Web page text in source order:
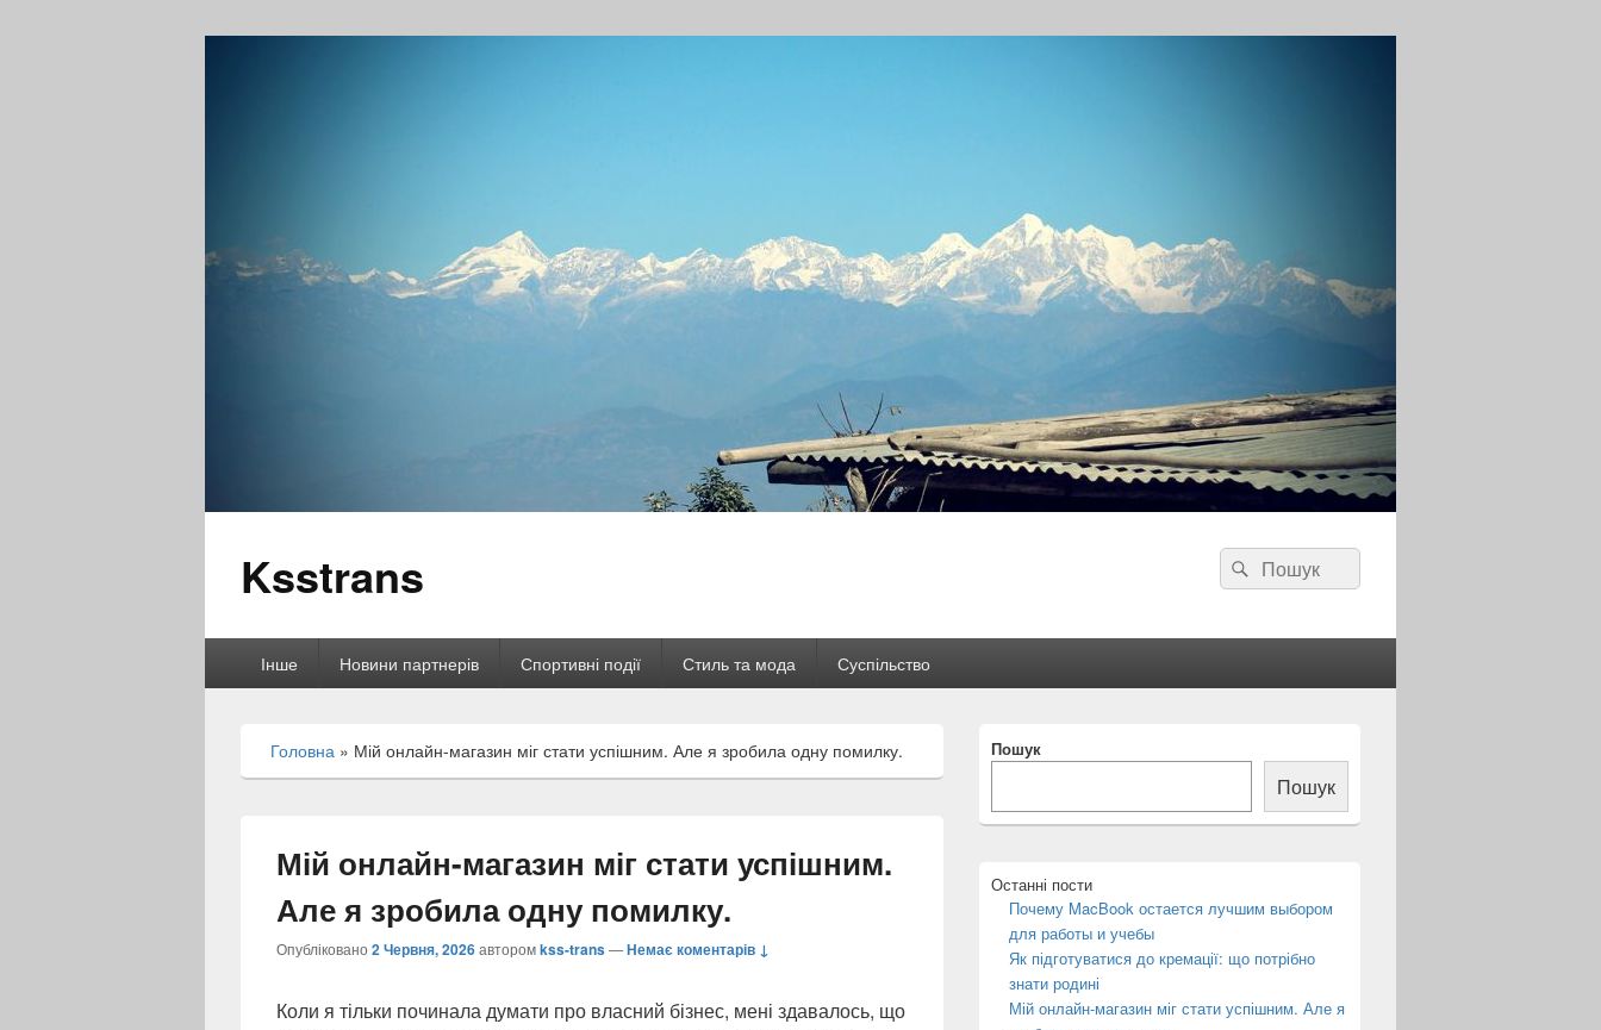
Ksstrans Пошук:Пошук
Інше Новини партнерів Спортивні події Стиль та мода Суспільство
Головна » Мій онлайн-магазин міг стати успішним. Але я зробила одну помилку.
Мій онлайн-магазин міг стати успішним.
Але я зробила одну помилку.
Опубліковано 2 Червня, 2026авторомkss-trans—Немає коментарів ↓
Коли я тільки починала думати про власний бізнес, мені здавалось, що
розташування
панелі
Пошук
Пошук
Останні пости
Почему MacBook остается лучшим выбором
для работы и учебы
Як підготуватися до кремації: що потрібно
знати родині
Мій онлайн-магазин міг стати успішним. Але я